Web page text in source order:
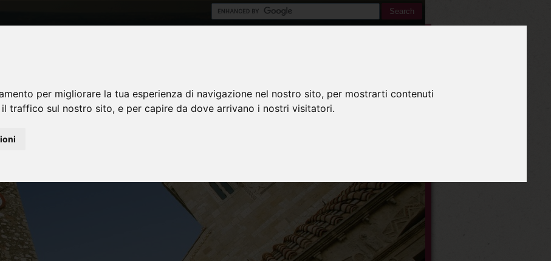
per migliorare la tua esperienza di navigazione nel nostro sito, per mostrarti contenuti
traffico sul nostro sito, e per capire da dove arrivano i nostri visitatori.